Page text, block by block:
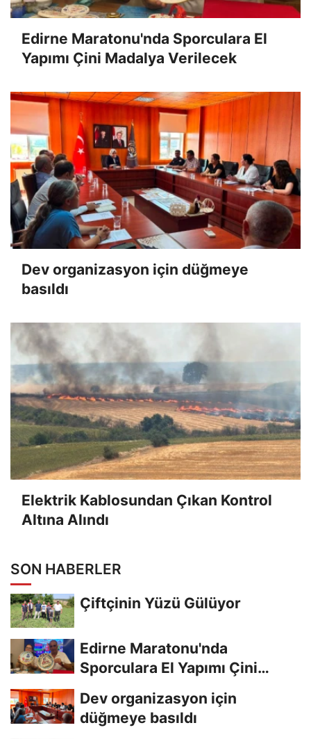
Edirne Maratonu'nda Sporculara El
Yapımı Çini Madalya Verilecek
Dev organizasyon için düğmeye
basıldı
Elektrik Kablosundan Çıkan Kontrol
Altına Alındı
SON HABERLER
Çiftçinin Yüzü Gülüyor
Edirne Maratonu'nda
Sporculara El Yapımı Çini
Dev organizasyon için
düğmeye basıldı